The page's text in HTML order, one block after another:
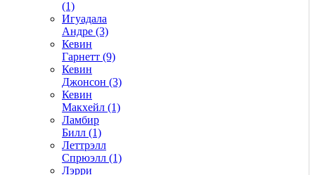
(1)
Игуадала
Андре (3)
Кевин
Гарнетт (9)
Кевин
Джонсон (3)
Кевин
Макхейл (1)
Ламбир
Билл (1)
Леттрэлл
Спрюэлл (1)
Лэрри